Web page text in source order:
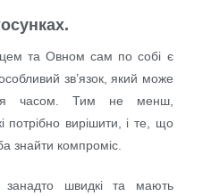
та Овном сам по собі є
зв’язок, який може
часом. Тим не менш,
потрібно вирішити, і те, що
знайти компроміс.
швидкі та мають